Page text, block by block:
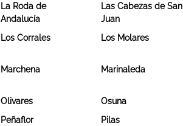
La Roda de
Andalucía
Las Cabezas de San
Juan
Los Corrales Los Molares
Marchena Marinaleda
Olivares
Osuna
Peñaflor
Pilas